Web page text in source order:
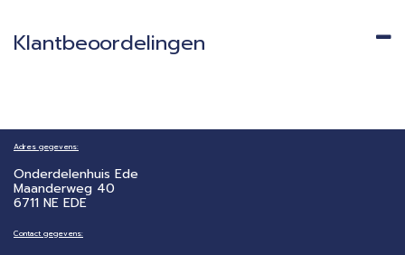
Klantbeoordelingen
Adres gegevens:
Onderdelenhuis Ede
Maanderweg 40
6711 NE EDE
Contact gegevens: